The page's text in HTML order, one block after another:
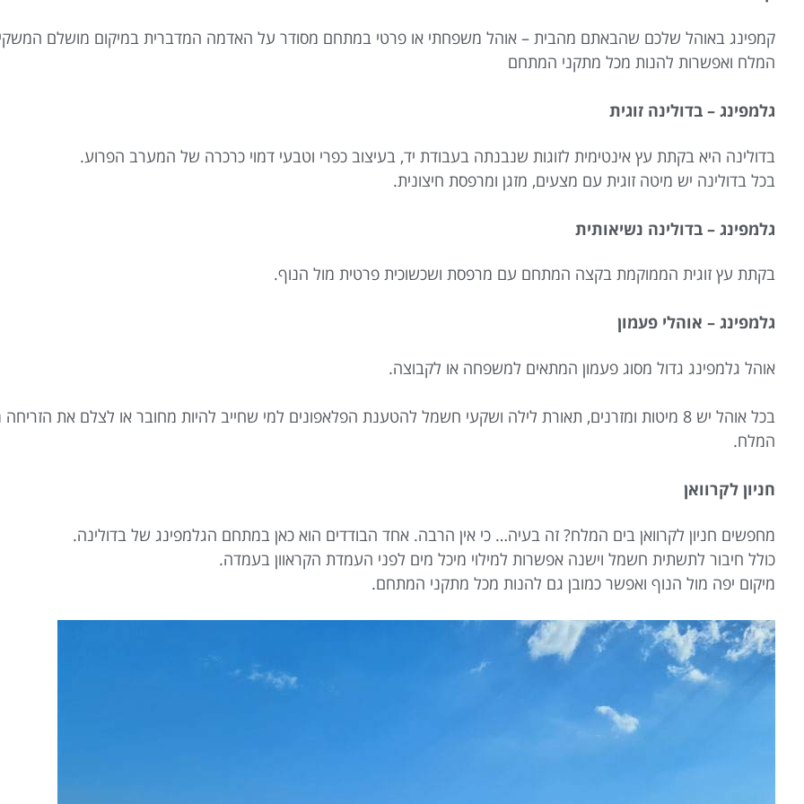
קמפינג באוהל שלכם שהבאתם מהבית – אוהל משפחתי או פרטי במתחם מסודר על האדמה המדברית במיקום מושלם
המלח ואפשרות להנות מכל מתקני המתחם
גלמפינג – בדולינה זוגית
בדולינה היא בקתת עץ אינטימית לזוגות שנבנתה בעבודת יד, בעיצוב כפרי וטבעי דמוי כרכרה של המערב הפרוע.
בכל בדולינה יש מיטה זוגית עם מצעים, מזגן ומרפסת חיצונית.
גלמפינג – בדולינה נשיאותית
בקתת עץ זוגית הממוקמת בקצה המתחם עם מרפסת ושכשוכית פרטית מול הנוף.
גלמפינג – אוהלי פעמון
אוהל גלמפינג גדול מסוג פעמון המתאים למשפחה או לקבוצה.
בכל אוהל יש 8 מיטות ומזרנים, תאורת לילה ושקעי חשמל להטענת הפלאפונים למי שחייב להיות מחובר או לצלם את
המלח.
חניון לקרוואן
מחפשים חניון לקרוואן בים המלח? זה בעיה… כי אין הרבה. אחד הבודדים הוא כאן במתחם הגלמפינג של בדולינה.
כולל חיבור לתשתית חשמל וישנה אפשרות למילוי מיכל מים לפני העמדת הקראוון בעמדה.
מיקום יפה מול הנוף ואפשר כמובן גם להנות מכל מתקני המתחם.